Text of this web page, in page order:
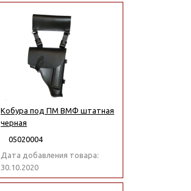
Кобура под ПМ ВМФ штатная
черная
05020004
Дата добавления товара:
30.10.2020